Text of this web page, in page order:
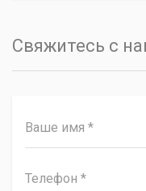
Свяжитесь с